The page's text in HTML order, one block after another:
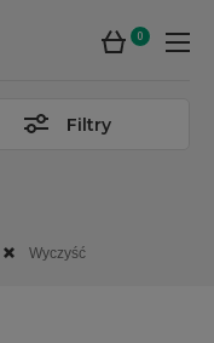
0
Filtry
Wyczyść